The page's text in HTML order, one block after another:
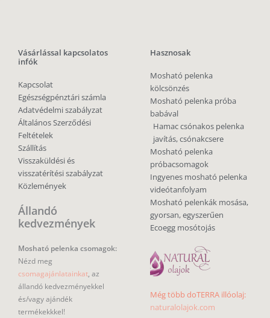
Vásárlással kapcsolatos
infók
Kapcsolat
Egészségpénztári számla
Adatvédelmi szabályzat
Általános Szerződési
Feltételek
Szállítás
Visszaküldési és
visszatérítési szabályzat
Közlemények
Állandó
kedvezmények
Mosható pelenka csomagok:
Nézd meg
csomagajánlatainkat, az
állandó kedvezményekkel
és/vagy ajándék
termékekkkel!
Hasznosak
Mosható pelenka
kölcsönzés
Mosható pelenka próba
babával
Hamac csónakos pelenka
javítás, csónakcsere
Mosható pelenka
próbacsomagok
Ingyenes mosható pelenka
videótanfolyam
Mosható pelenkák mosása,
gyorsan, egyszerűen
Ecoegg mosótojás
Még több doTERRA illóolaj:
naturalolajok.com